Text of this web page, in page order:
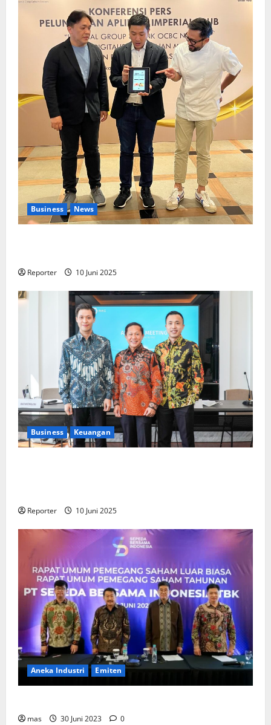
Business News
Reporter 10 Juni 2025
Business Keuangan
Reporter 10 Juni 2025
Aneka Industri Emiten
mas 30 Juni 2023 0